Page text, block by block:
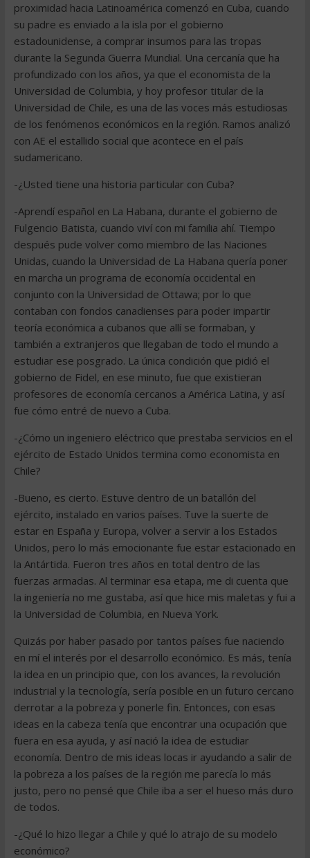
proximidad hacia Latinoamérica comenzó en Cuba, cuando
su padre es enviado a la isla por el gobierno
estadounidense, a comprar insumos para las tropas
durante la Segunda Guerra Mundial. Una cercanía que ha
profundizado con los años, ya que el economista de la
Universidad de Columbia, y hoy profesor titular de la
Universidad de Chile, es una de las voces más estudiosas
de los fenómenos económicos en la región. Ramos analizó
con AE el estallido social que acontece en el país
sudamericano.
-¿Usted tiene una historia particular con Cuba?
-Aprendí español en La Habana, durante el gobierno de
Fulgencio Batista, cuando viví con mi familia ahí. Tiempo
después pude volver como miembro de las Naciones
Unidas, cuando la Universidad de La Habana quería poner
en marcha un programa de economía occidental en
conjunto con la Universidad de Ottawa; por lo que
contaban con fondos canadienses para poder impartir
teoría económica a cubanos que allí se formaban, y
también a extranjeros que llegaban de todo el mundo a
estudiar ese posgrado. La única condición que pidió el
gobierno de Fidel, en ese minuto, fue que existieran
profesores de economía cercanos a América Latina, y así
fue cómo entré de nuevo a Cuba.
-¿Cómo un ingeniero eléctrico que prestaba servicios en el
ejército de Estado Unidos termina como economista en
Chile?
-Bueno, es cierto. Estuve dentro de un batallón del
ejército, instalado en varios países. Tuve la suerte de
estar en España y Europa, volver a servir a los Estados
Unidos, pero lo más emocionante fue estar estacionado en
la Antártida. Fueron tres años en total dentro de las
fuerzas armadas. Al terminar esa etapa, me di cuenta que
la ingeniería no me gustaba, así que hice mis maletas y fui a
la Universidad de Columbia, en Nueva York.
Quizás por haber pasado por tantos países fue naciendo
en mí el interés por el desarrollo económico. Es más, tenía
la idea en un principio que, con los avances, la revolución
industrial y la tecnología, sería posible en un futuro cercano
derrotar a la pobreza y ponerle fin. Entonces, con esas
ideas en la cabeza tenía que encontrar una ocupación que
fuera en esa ayuda, y así nació la idea de estudiar
economía. Dentro de mis ideas locas ir ayudando a salir de
la pobreza a los países de la región me parecía lo más
justo, pero no pensé que Chile iba a ser el hueso más duro
de todos.
-¿Qué lo hizo llegar a Chile y qué lo atrajo de su modelo
económico?